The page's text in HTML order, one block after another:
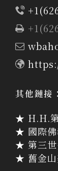
其他鏈接：
★ H.H.第
★ 國際佛
★ 第三世
★ 舊金山